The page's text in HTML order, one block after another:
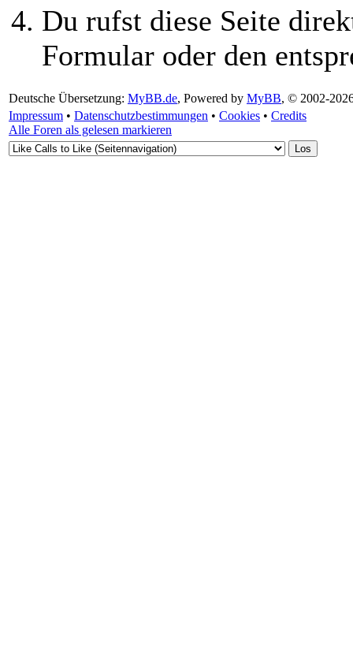
Du rufst diese Seite
Formular oder den
Deutsche Übersetzung: MyBB.de, Powered by MyBB, © 2002-
Impressum • Datenschutzbestimmungen • Cookies • Credits
Alle Foren als gelesen markieren